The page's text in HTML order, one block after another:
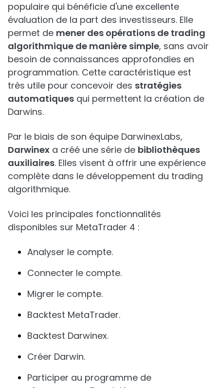
populaire qui bénéficie d'une excellente
évaluation de la part des investisseurs. Elle
permet de mener des opérations de trading
algorithmique de manière simple, sans avoir
besoin de connaissances approfondies en
programmation. Cette caractéristique est
très utile pour concevoir des stratégies
automatiques qui permettent la création de
Darwins.
Par le biais de son équipe DarwinexLabs,
Darwinex a créé une série de bibliothèques
auxiliaires. Elles visent à offrir une expérience
complète dans le développement du trading
algorithmique.
Voici les principales fonctionnalités
disponibles sur MetaTrader 4 :
Analyser le compte.
Connecter le compte.
Migrer le compte.
Backtest MetaTrader.
Backtest Darwinex.
Créer Darwin.
Participer au programme de